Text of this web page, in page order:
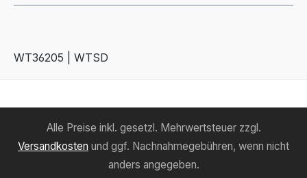
WT36205 | WTSD
Alle Preise inkl. gesetzl. Mehrwertsteuer zzgl.
Versandkosten und ggf. Nachnahmegebühren, wenn nicht
anders angegeben.